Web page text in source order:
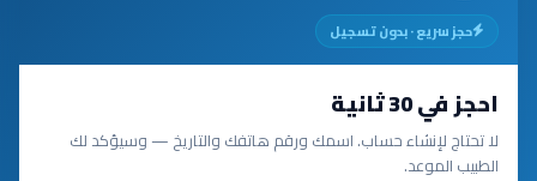
حجز سريع · بدون تسجيل
احجز في 30 ثانية
لا تحتاج لإنشاء حساب. اسمك ورقم هاتفك والتاريخ — وسيؤكد لك
الطبيب الموعد.